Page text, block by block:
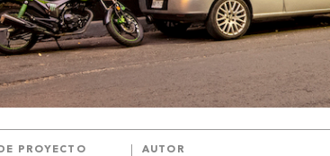
PROYECTO AUTOR